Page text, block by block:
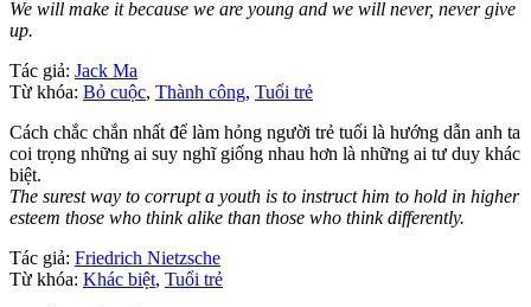
We will make it because we are young and we will never, never give
up.
Tác giả: Jack Ma
Từ khóa: Bỏ cuộc, Thành công, Tuổi trẻ
Cách chắc chắn nhất để làm hỏng người trẻ tuổi là hướng dẫn anh ta
coi trọng những ai suy nghĩ giống nhau hơn là những ai tư duy khác
biệt.
The surest way to corrupt a youth is to instruct him to hold in higher
esteem those who think alike than those who think differently.
Tác giả: Friedrich Nietzsche
Từ khóa: Khác biệt, Tuổi trẻ